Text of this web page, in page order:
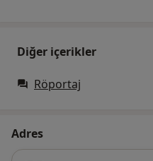
Diğer içerikler
Röportaj
Adres